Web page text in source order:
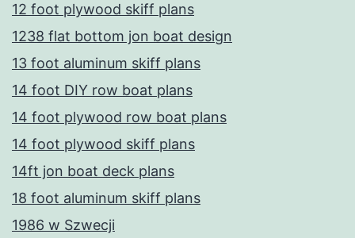
12 foot plywood skiff plans
1238 flat bottom jon boat design
13 foot aluminum skiff plans
14 foot DIY row boat plans
14 foot plywood row boat plans
14 foot plywood skiff plans
14ft jon boat deck plans
18 foot aluminum skiff plans
1986 w Szwecji